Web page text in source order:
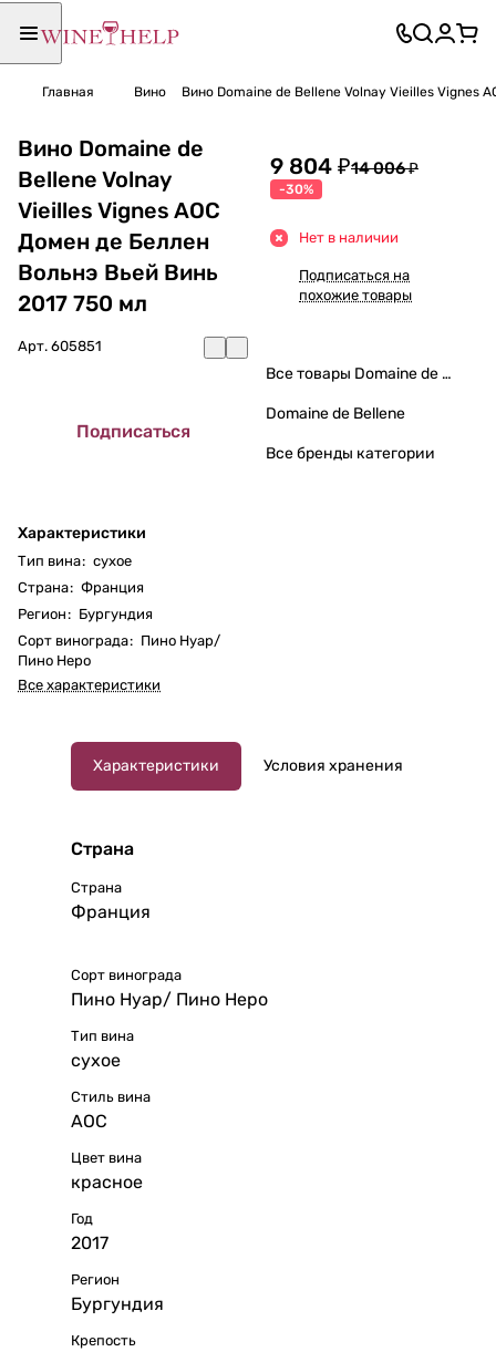
Главная Вино Вино Domaine de Bellene Volnay Vieilles Vignes
Вино Domaine de
Bellene Volnay
Vieilles Vignes AOC
Домен де Беллен
Вольнэ Вьей Винь
2017 750 мл
Арт. 605851
Подписаться
Характеристики
Тип вина: сухое
Страна: Франция
Регион: Бургундия
Сорт винограда: Пино Нуар/
Пино Неро
Все характеристики
9 804 ₽14 006 ₽
-30%
Нет в наличии
Подписаться на
похожие товары
Все товары Domaine de Bellene
Domaine de Bellene
Все бренды категории
Характеристики Условия хранения
Страна
Страна
Франция
Сорт винограда
Пино Нуар/ Пино Неро
Тип вина
сухое
Стиль вина
AOC
Цвет вина
красное
Год
2017
Регион
Бургундия
Крепость